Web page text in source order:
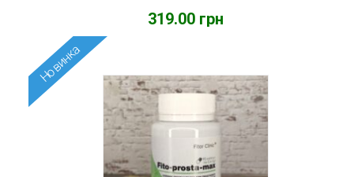
319.00 грн
Новинка